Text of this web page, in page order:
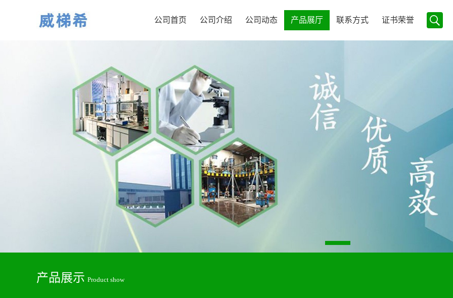
公司首页 公司介绍 公司动态 产品展厅 联系方式 证书荣誉
产品展示 Product show